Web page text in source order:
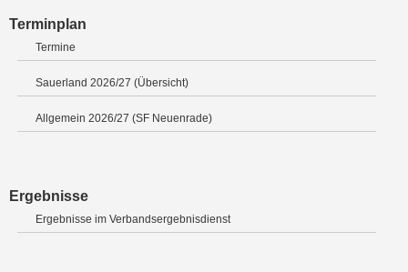
Terminplan
Termine
Sauerland 2026/27 (Übersicht)
Allgemein 2026/27 (SF Neuenrade)
Ergebnisse
Ergebnisse im Verbandsergebnisdienst